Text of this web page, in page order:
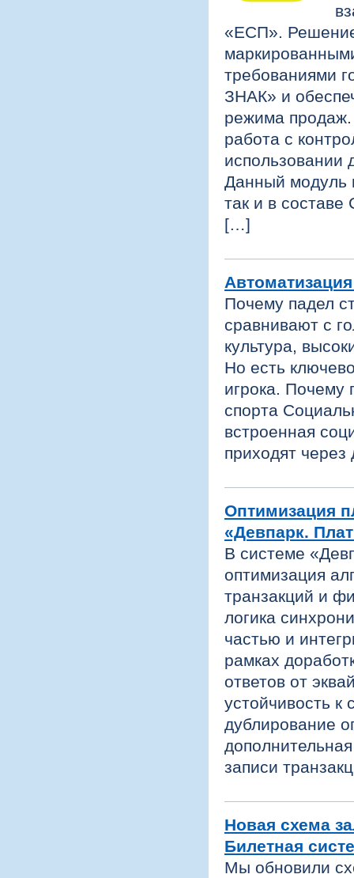
«ЕСП».
требованиями
ЗНАК» и
режима продаж.
работа с
Данный модуль
так и в
[…]
Почему падел
сравнивают с
культура,
Но есть
игрока. Почему
спорта
встроенная
приходят
Оптимизация
«Девпарк.
В системе
оптимизация
транзакций и
логика
частью и
рамках
ответов от
устойчивость к
дублирование
записи
Новая схема
Билетная
Мы обновили